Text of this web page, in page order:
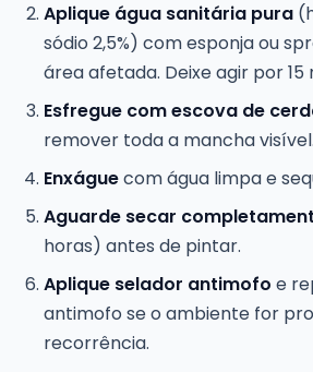
Aplique água sanitária pura
sódio 2,5%) com esponja ou
área afetada. Deixe agir por 15
Esfregue com escova de
remover toda a mancha visível.
Enxáguecom água limpa e
Aguarde secar
horas) antes de pintar.
Aplique selador antimofo e
antimofo se o ambiente for
recorrência.